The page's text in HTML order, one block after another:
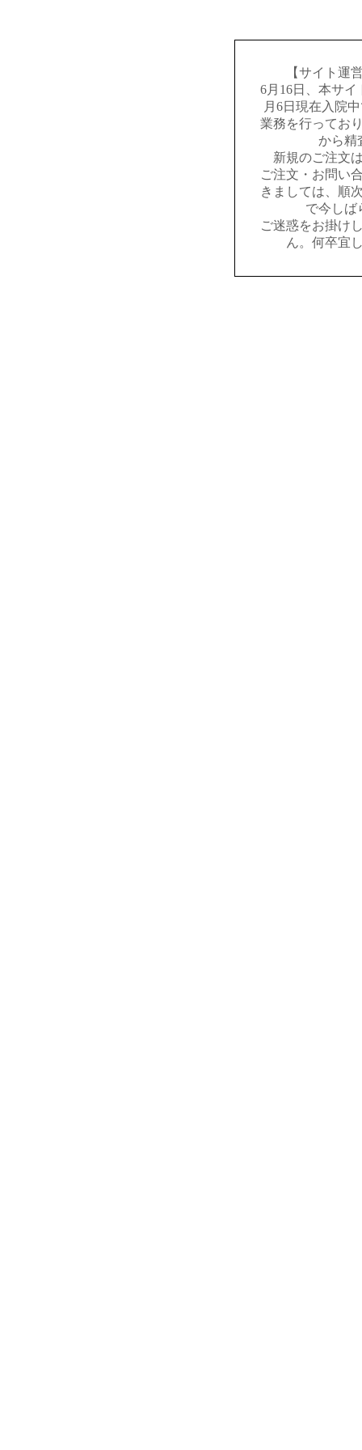
【サイト運
6月16日、本サ
月6日現在入院
業務を行ってお
から精
新規のご注文
ご注文・お問い
きましては、順
で今しば
ご迷惑をお掛け
ん。何卒宜